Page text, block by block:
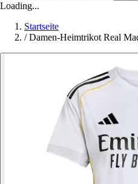
Loading...
Startseite
/ Damen-Heimtrikot Real